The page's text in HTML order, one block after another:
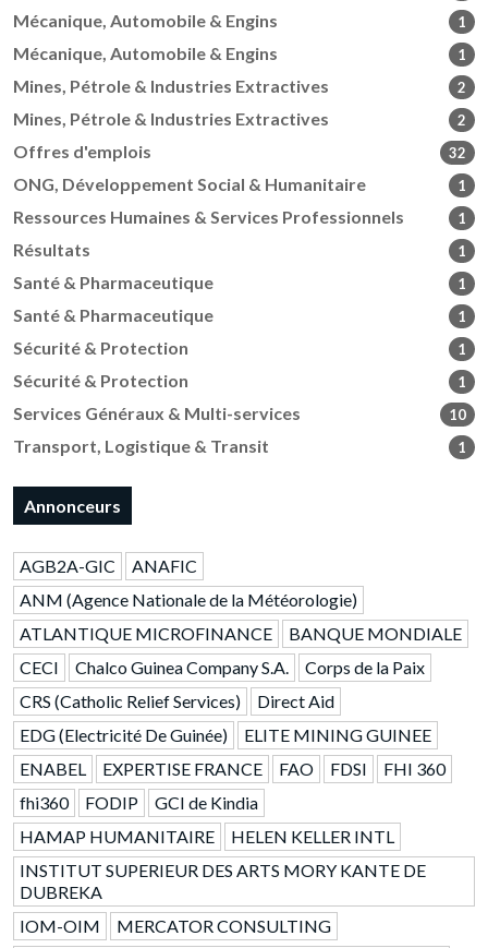
Mécanique, Automobile & Engins 1
Mécanique, Automobile & Engins 1
Mines, Pétrole & Industries Extractives 2
Mines, Pétrole & Industries Extractives 2
Offres d'emplois 32
ONG, Développement Social & Humanitaire 1
Ressources Humaines & Services Professionnels 1
Résultats 1
Santé & Pharmaceutique 1
Santé & Pharmaceutique 1
Sécurité & Protection 1
Sécurité & Protection 1
Services Généraux & Multi-services 10
Transport, Logistique & Transit 1
Annonceurs
AGB2A-GIC
ANAFIC
ANM (Agence Nationale de la Météorologie)
ATLANTIQUE MICROFINANCE
BANQUE MONDIALE
CECI
Chalco Guinea Company S.A.
Corps de la Paix
CRS (Catholic Relief Services)
Direct Aid
EDG (Electricité De Guinée)
ELITE MINING GUINEE
ENABEL
EXPERTISE FRANCE FAO FDSI
FHI 360
fhi360
FODIP
GCI de Kindia
HAMAP HUMANITAIRE
HELEN KELLER INTL
INSTITUT SUPERIEUR DES ARTS MORY KANTE DE
DUBREKA
IOM-OIM
MERCATOR CONSULTING